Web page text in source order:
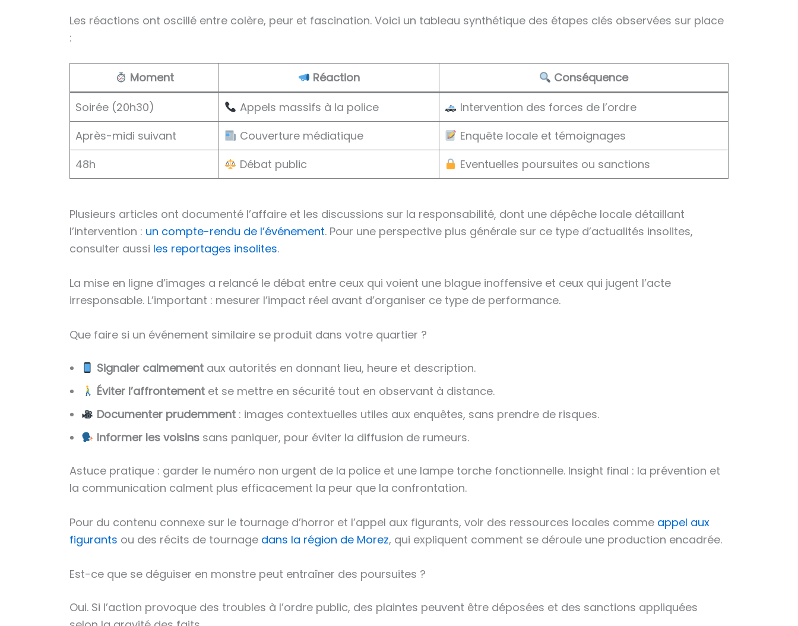
Les réactions ont oscillé entre colère, peur et fascination. Voici un tableau synthétique des étapes clés observées sur place
:
Moment Réaction
Conséquence
Soirée (20h30)
Appels massifs à la police
Intervention des forces de l’ordre
Après-midi suivant
Couverture médiatique
Enquête locale et témoignages
48h
Débat public Eventuelles poursuites ou sanctions
Plusieurs articles ont documenté l’affaire et les discussions sur la responsabilité, dont une dépêche locale détaillant
l’intervention : un compte-rendu de l’événement. Pour une perspective plus générale sur ce type d’actualités insolites,
consulter aussi les reportages insolites.
La mise en ligne d’images a relancé le débat entre ceux qui voient une blague inoffensive et ceux qui jugent l’acte
irresponsable. L’important : mesurer l’impact réel avant d’organiser ce type de performance.
Que faire si un événement similaire se produit dans votre quartier ?
Signaler calmementaux autorités en donnant lieu, heure et description.
Éviter l’affrontementet se mettre en sécurité tout en observant à distance.
Documenter prudemment: images contextuelles utiles aux enquêtes, sans prendre de risques.
Informer les voisinssans paniquer, pour éviter la diffusion de rumeurs.
Astuce pratique : garder le numéro non urgent de la police et une lampe torche fonctionnelle. Insight final : la prévention et
la communication calment plus efficacement la peur que la confrontation.
Pour du contenu connexe sur le tournage d’horror et l’appel aux figurants, voir des ressources locales comme appel aux
figurants ou des récits de tournage dans la région de Morez, qui expliquent comment se déroule une production encadrée.
Est-ce que se déguiser en monstre peut entraîner des poursuites ?
Oui. Si l’action provoque des troubles à l’ordre public, des plaintes peuvent être déposées et des sanctions appliquées